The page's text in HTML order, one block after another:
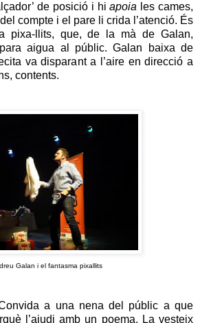
de posició i hiapoia les cames,
compte i el pare li crida l’atenció. És
pixa-llits, que, de la mà de Galan,
aigua al públic. Galan baixa de
va disparant a l’aire en direcció a
contents.
Galan i el fantasma pixallits
a una nena del públic a que
l’ajudi amb un poema. La vesteix